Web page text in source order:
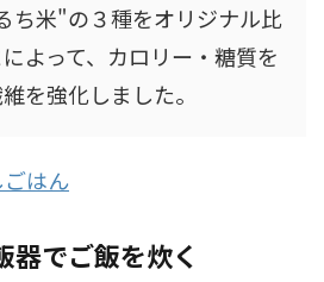
ち米"の３種をオリジナル比
よって、カロリー・糖質を
を強化しました。
はん
器でご飯を炊く